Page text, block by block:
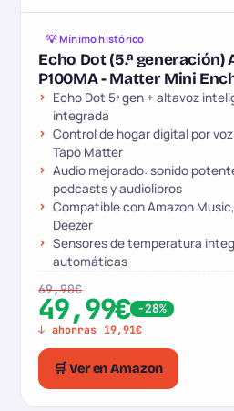
💡 Mínimo histórico
Echo Dot (5.ª generación)
P100MA - Matter Mini
Echo Dot 5ª gen + altavoz
integrada
Control de hogar digital por
Tapo Matter
Audio mejorado: sonido
podcasts y audiolibros
Compatible con Amazon
Deezer
Sensores de temperatura
automáticas
69,90€
49,99€ -28%
↓ ahorras 19,91€
🛒 Ver en Amazon